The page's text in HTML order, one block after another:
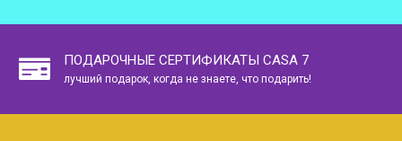
ПОДАРОЧНЫЕ СЕРТИФИКАТЫ CASA 7
лучший подарок, когда не знаете, что подарить!